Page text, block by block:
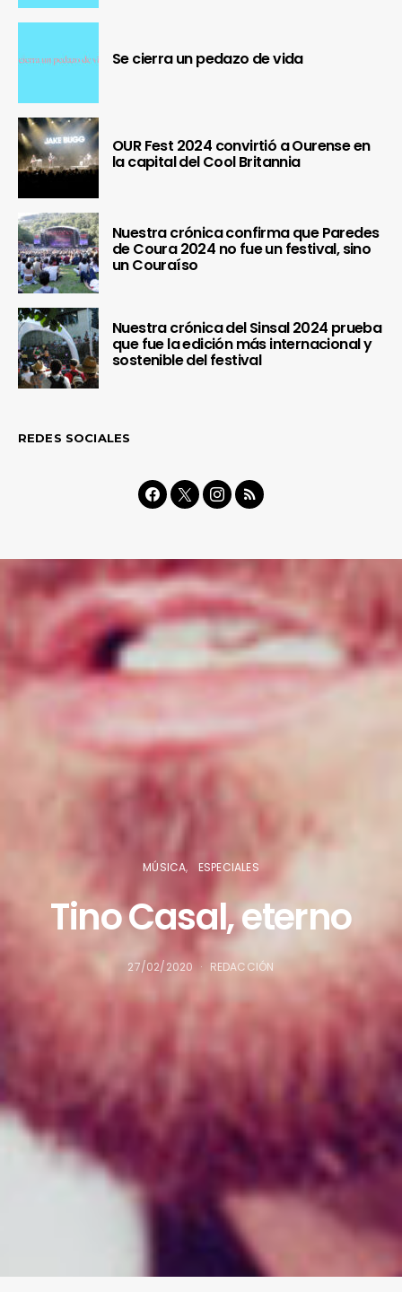
Se cierra un pedazo de vida
OUR Fest 2024 convirtió a Ourense en
la capital del Cool Britannia
Nuestra crónica confirma que Paredes
de Coura 2024 no fue un festival, sino
un Couraíso
Nuestra crónica del Sinsal 2024 prueba
que fue la edición más internacional y
sostenible del festival
REDES SOCIALES
MÚSICA ESPECIALES
Tino Casal, eterno
27/02/2020 REDACCIÓN